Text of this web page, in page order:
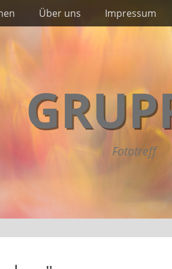
Über uns Impressum
Fototreff